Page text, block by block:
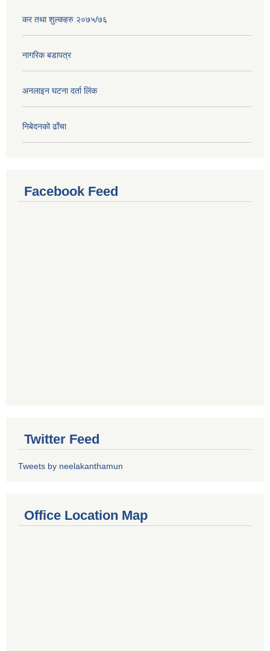
कर तथा शुल्कहरु २०७५/७६
नागरिक बडापत्र
अनलाइन घटना दर्ता लिंक
निबेदनको ढाँचा
Facebook Feed
Twitter Feed
Tweets by neelakanthamun
Office Location Map